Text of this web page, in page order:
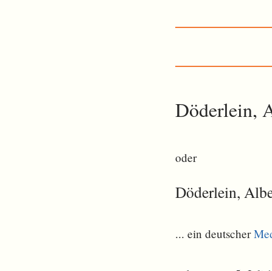
Döderlein,
oder
Döderlein,
... ein deutscher